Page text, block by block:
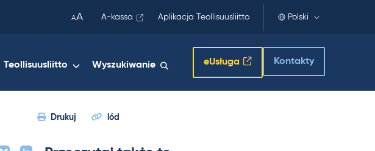
AA A-kassa Aplikacja Teollisuusliitto Polski
Teollisuusliitto Wyszukiwanie eUsługa Kontakty
Drukuj lód